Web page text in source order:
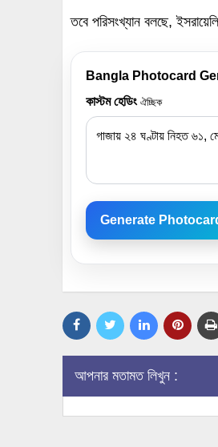
তবে পরিসংখ্যান বলছে,
Bangla Photocard
কাস্টম হেডিং ঐচ্ছিক
Generate
আপনার মতামত লিখুন :